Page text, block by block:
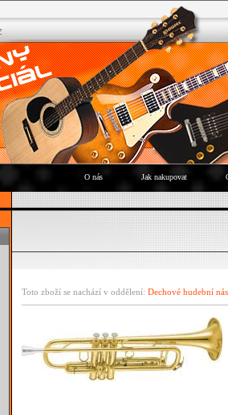
O nás Jak nakupovat
Toto zboží se nachází v oddělení: Dechové hudební